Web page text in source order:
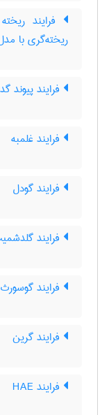
فرایند
ریخته‌گری با
فرایند پیوند
فرایند غلمبه
فرایند گودل
فرایند
فرایند گوسورث
فرایند گرین
فرایند HAE